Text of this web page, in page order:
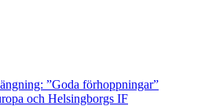
”Goda förhoppningar”
och Helsingborgs IF